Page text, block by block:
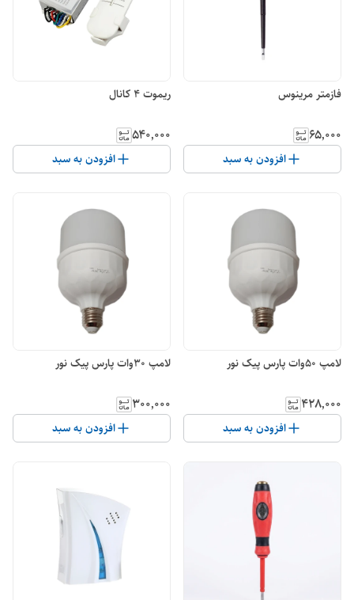
فازمتر مرینوس
۶۵٬۰۰۰
افزودن به سبد
ریموت 4 کانال
۵۴۰٬۰۰۰
افزودن به سبد
لامپ 50وات پارس پیک نور
۴۲۸٬۰۰۰
افزودن به سبد
لامپ 30وات پارس پیک نور
۳۰۰٬۰۰۰
افزودن به سبد